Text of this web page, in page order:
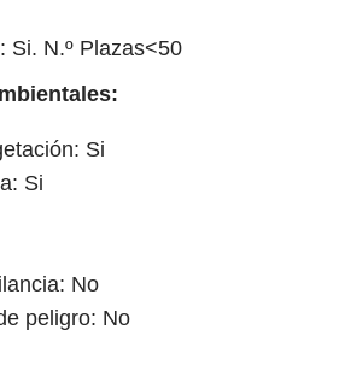
Si. N.º Plazas<50
Si
Si
No
peligro: No